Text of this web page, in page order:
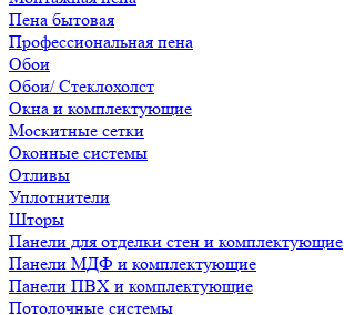
Пена бытовая
Профессиональная пена
Обои
Обои/ Стеклохолст
Окна и комплектующие
Москитные сетки
Оконные системы
Отливы
Уплотнители
Шторы
Панели для отделки стен и комплектующие
Панели МДФ и комплектующие
Панели ПВХ и комплектующие
Потолочные системы